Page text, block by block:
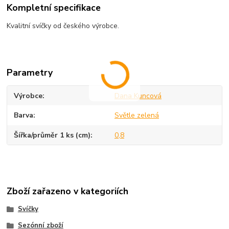
Kompletní specifikace
Kvalitní svíčky od českého výrobce.
Parametry
Výrobce Dana Kuncová
Barva Světle zelená
Šířka/průměr 1 ks (cm) 0,8
Zboží zařazeno v kategoriích
Svíčky
Sezónní zboží